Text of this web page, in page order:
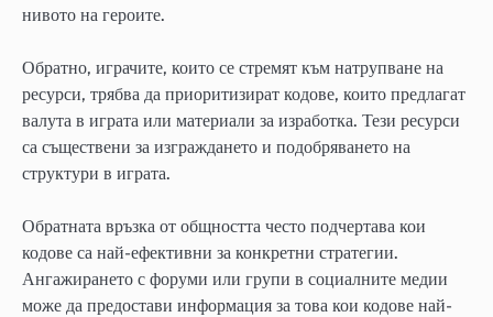
нивото на героите.
Обратно, играчите, които се стремят към натрупване на
ресурси, трябва да приоритизират кодове, които предлагат
валута в играта или материали за изработка. Тези ресурси
са съществени за изграждането и подобряването на
структури в играта.
Обратната връзка от общността често подчертава кои
кодове са най-ефективни за конкретни стратегии.
Ангажирането с форуми или групи в социалните медии
може да предостави информация за това кои кодове най-